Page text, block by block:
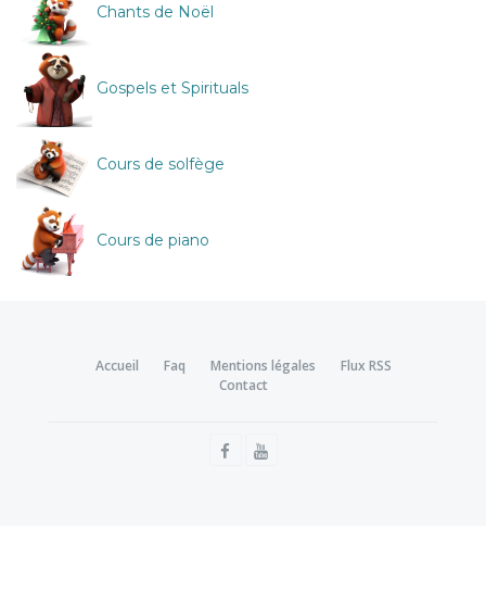
Chants de Noël
Gospels et Spirituals
Cours de solfège
Cours de piano
Accueil Faq Mentions légales
Flux RSS
Contact